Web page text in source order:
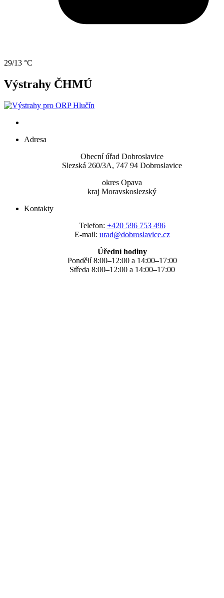
29/13 °C
Výstrahy ČHMÚ
Adresa
Obecní úřad Dobroslavice
Slezská 260/3A, 747 94 Dobroslavice
okres Opava
kraj Moravskoslezský
Kontakty
Telefon: +420 596 753 496
E-mail: urad@dobroslavice.cz
Úřední hodiny
Pondělí 8:00–12:00 a 14:00–17:00
Středa 8:00–12:00 a 14:00–17:00